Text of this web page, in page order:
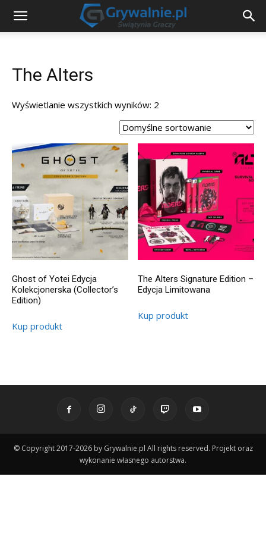
The Alters
Wyświetlanie wszystkich wyników: 2
Ghost of Yotei Edycja
Kolekcjonerska (Collector’s
Edition)
Kup produkt
The Alters Signature Edition –
Edycja Limitowana
Kup produkt
© Copyright 2017-2026 by Grywalnie.pl All rights reserved. Projekt oraz
wykonanie własnego autorstwa.